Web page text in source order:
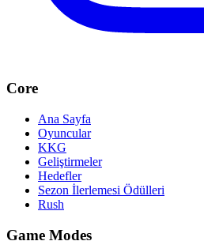
Core
Ana Sayfa
Oyuncular
KKG
Geliştirmeler
Hedefler
Sezon İlerlemesi Ödülleri
Rush
Game Modes